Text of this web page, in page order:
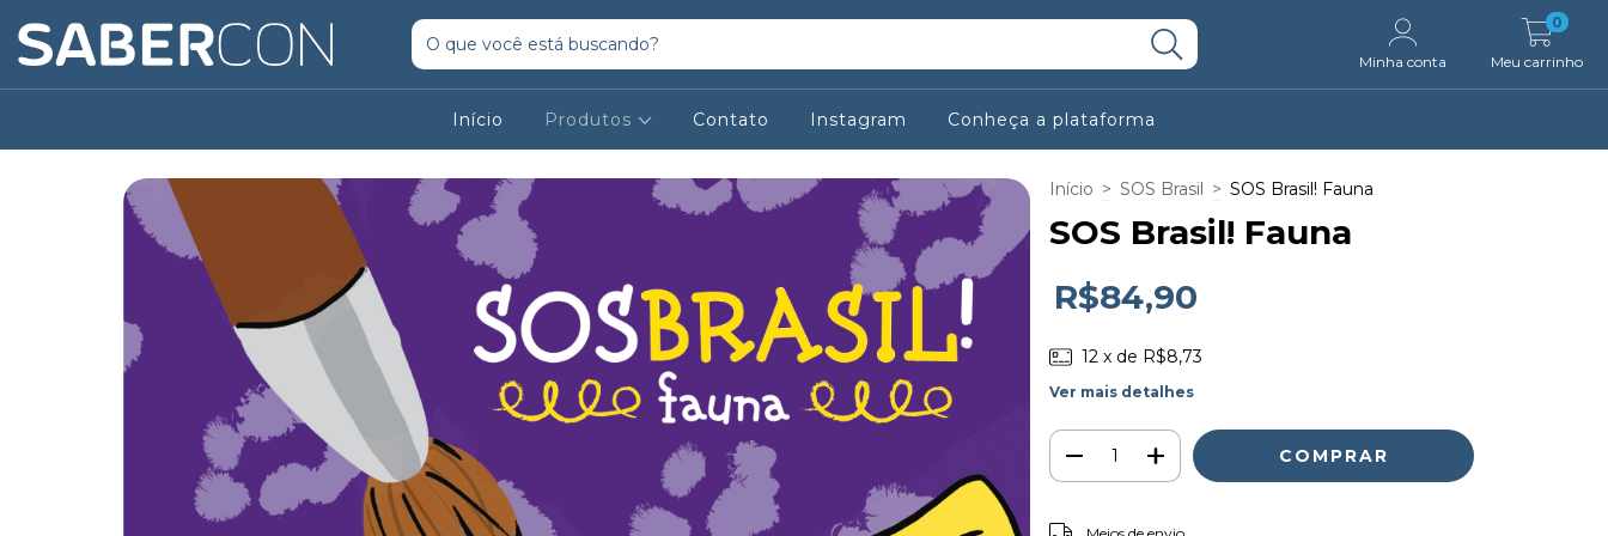
Minha conta Meu carrinho
0
Início Produtos Contato Instagram Conheça a plataforma
Início > SOS Brasil > SOS Brasil! Fauna
SOS Brasil! Fauna
R$84,90
12 x de R$8,73
Ver mais detalhes
Entregas para o CEP: